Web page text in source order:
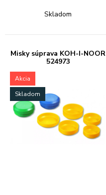
Skladom
Misky súprava KOH-I-NOOR
524973
Akcia
Skladom